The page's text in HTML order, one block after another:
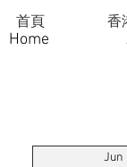
Home
首頁 香
Jun